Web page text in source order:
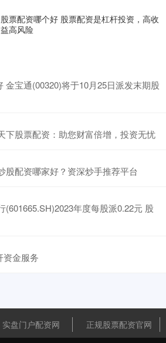
股票配资哪个好 股票配资是杠杆投资，高收
益高风险
金宝通(00320)将于10月25日派发末期股
下股票配资：助您财富倍增，投资无忧
股配资哪家好？资深炒手推荐平台
(601665.SH)2023年度每股派0.22元 股
资金服务
实盘门户配资网 正规股票配资官网